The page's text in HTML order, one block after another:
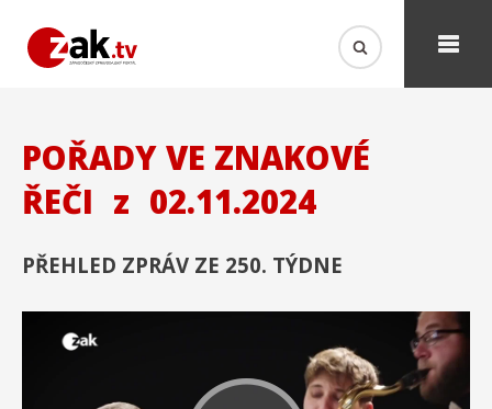
POŘADY VE ZNAKOVÉ
ŘEČI z 02.11.2024
PŘEHLED ZPRÁV ZE 250. TÝDNE